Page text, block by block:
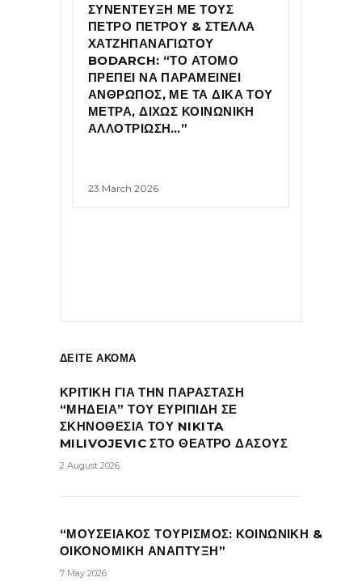
ΣΥΝΕΝΤΕΥΞΗ ΜΕ ΤΟΥΣ
ΠΕΤΡΟ ΠΕΤΡΟΥ & ΣΤΕΛΛΑ
ΧΑΤΖΗΠΑΝΑΓΙΩΤΟΥ
BODARCH: “ΤΟ ΑΤΟΜΟ
ΠΡΕΠΕΙ ΝΑ ΠΑΡΑΜΕΙΝΕΙ
ΑΝΘΡΩΠΟΣ, ΜΕ ΤΑ ΔΙΚΑ ΤΟΥ
ΜΕΤΡΑ, ΔΙΧΩΣ ΚΟΙΝΩΝΙΚΗ
ΑΛΛΟΤΡΙΩΣΗ…”
23 March 2026
ΔΕΙΤΕ ΑΚΟΜΑ
ΚΡΙΤΙΚΗ ΓΙΑ ΤΗΝ ΠΑΡΑΣΤΑΣΗ
“ΜΗΔΕΙΑ” ΤΟΥ ΕΥΡΙΠΙΔΗ ΣΕ
ΣΚΗΝΟΘΕΣΙΑ ΤΟΥ NIKITA
MILIVOJEVIC ΣΤΟ ΘΕΑΤΡΟ ΔΑΣΟΥΣ
2 August 2026
“ΜΟΥΣΕΙΑΚΟΣ ΤΟΥΡΙΣΜΟΣ: ΚΟΙΝΩΝΙΚΗ &
ΟΙΚΟΝΟΜΙΚΗ ΑΝΑΠΤΥΞΗ”
7 May 2026